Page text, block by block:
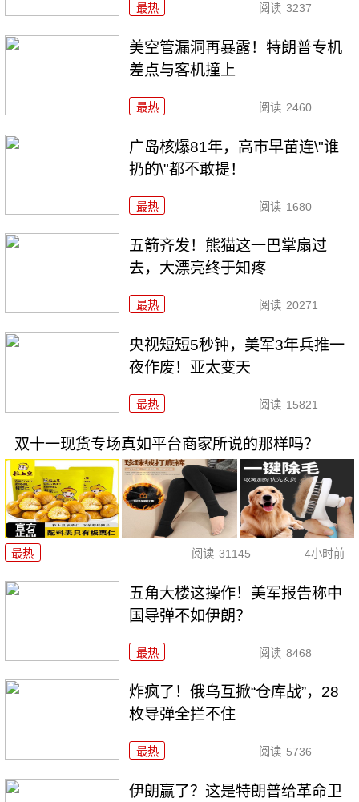
最热 阅读 3237
美空管漏洞再暴露！特朗普专机
差点与客机撞上
最热 阅读 2460
广岛核爆81年，高市早苗连\"谁
扔的\"都不敢提！
最热 阅读 1680
五箭齐发！熊猫这一巴掌扇过
去，大漂亮终于知疼
最热 阅读 20271
央视短短5秒钟，美军3年兵推一
夜作废！亚太变天
最热 阅读 15821
双十一现货专场真如平台商家所说的那样吗？
最热 阅读 31145 4小时前
五角大楼这操作！美军报告称中
国导弹不如伊朗？
最热 阅读 8468
炸疯了！俄乌互掀“仓库战”，28
枚导弹全拦不住
最热 阅读 5736
伊朗赢了？这是特朗普给革命卫